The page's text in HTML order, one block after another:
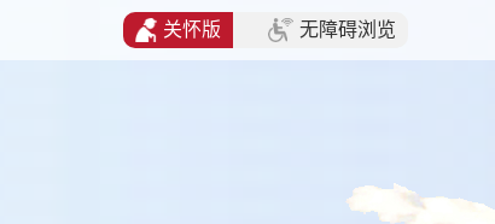
关怀版 无障碍浏览